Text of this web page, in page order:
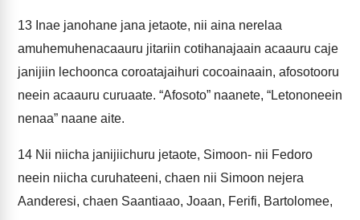
13 Inae janohane jana jetaote, nii aina nerelaa
amuhemuhenacaauru jitariin cotihanajaain acaauru caje
janijiin lechoonca coroatajaihuri cocoainaain, afosotooru
neein acaauru curuaate. “Afosoto” naanete, “Letononeein
nenaa” naane aite.
14 Nii niicha janijiichuru jetaote, Simoon- nii Fedoro
neein niicha curuhateeni, chaen nii Simoon nejera
Aanderesi, chaen Saantiaao, Joaan, Ferifi, Bartolomee,